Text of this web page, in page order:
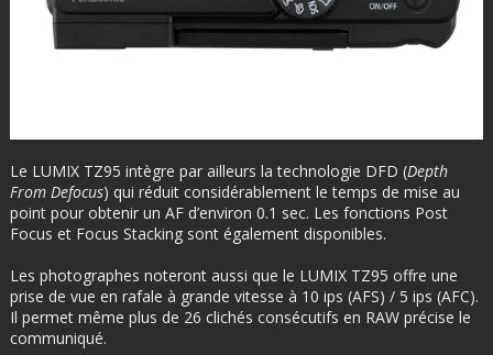
Le LUMIX TZ95 intègre par ailleurs la technologie DFD (Depth
From Defocus) qui réduit considérablement le temps de mise au
point pour obtenir un AF d’environ 0.1 sec. Les fonctions Post
Focus et Focus Stacking sont également disponibles.
Les photographes noteront aussi que le LUMIX TZ95 offre une
prise de vue en rafale à grande vitesse à 10 ips (AFS) / 5 ips (AFC).
Il permet même plus de 26 clichés consécutifs en RAW précise le
communiqué.